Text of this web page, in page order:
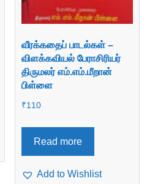
வீரக்கதைப் பாடல்கள் –
விளக்கவியல் பேராசிரியர்
திருமலர் எம்.எம்.மீறான்
பிள்ளை
₹110
Read more
Add to Wishlist